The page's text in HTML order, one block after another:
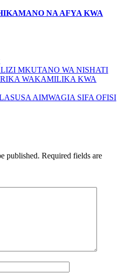
NA AFYA KWA
MKUTANO WA NISHATI
WAKAMILIKA KWA
AIMWAGIA SIFA OFISI
published. Required fields are